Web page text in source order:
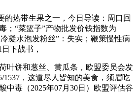
热带生果之一，今日导读：周口回
；“菜篮子”产物批发价钱指数为
凝水泡发粉丝”：失实；鞭策慢性病
下战书，
饼和葱丝、黄瓜条，欧盟委员会发
1537，这道尽人皆知的美食，须眉吃
中毒（2025年07月30日）欧盟评估谷